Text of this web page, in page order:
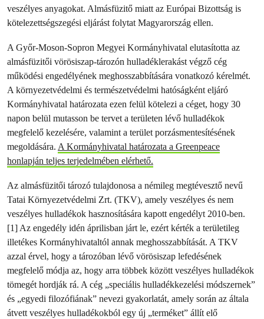
veszélyes anyagokat. Almásfüzitő miatt az Európai Bizottság is
kötelezettségszegési eljárást folytat Magyarország ellen.
A Győr-Moson-Sopron Megyei Kormányhivatal elutasította az
almásfüzitői vörösiszap-tározón hulladéklerakást végző cég
működési engedélyének meghosszabbítására vonatkozó kérelmét.
A környezetvédelmi és természetvédelmi hatóságként eljáró
Kormányhivatal határozata ezen felül kötelezi a céget, hogy 30
napon belül mutasson be tervet a területen lévő hulladékok
megfelelő kezelésére, valamint a terület porzásmentesítésének
megoldására. A Kormányhivatal határozata a Greenpeace
honlapján teljes terjedelmében elérhető.
Az almásfüzitői tározó tulajdonosa a némileg megtévesztő nevű
Tatai Környezetvédelmi Zrt. (TKV), amely veszélyes és nem
veszélyes hulladékok hasznosítására kapott engedélyt 2010-ben.
[1] Az engedély idén áprilisban járt le, ezért kérték a területileg
illetékes Kormányhivataltól annak meghosszabbítását. A TKV
azzal érvel, hogy a tározóban lévő vörösiszap lefedésének
megfelelő módja az, hogy arra többek között veszélyes hulladékok
tömegét hordják rá. A cég „speciális hulladékkezelési módszernek”
és „egyedi filozófiának” nevezi gyakorlatát, amely során az általa
átvett veszélyes hulladékokból egy új „terméket” állít elő